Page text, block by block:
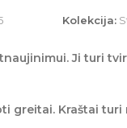
Kolekcija:
Ji turi
greitai. Kraštai turi